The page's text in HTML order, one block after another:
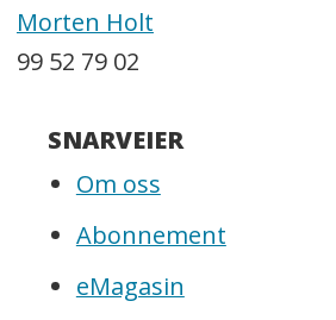
Morten Holt
99 52 79 02
SNARVEIER
Om oss
Abonnement
eMagasin